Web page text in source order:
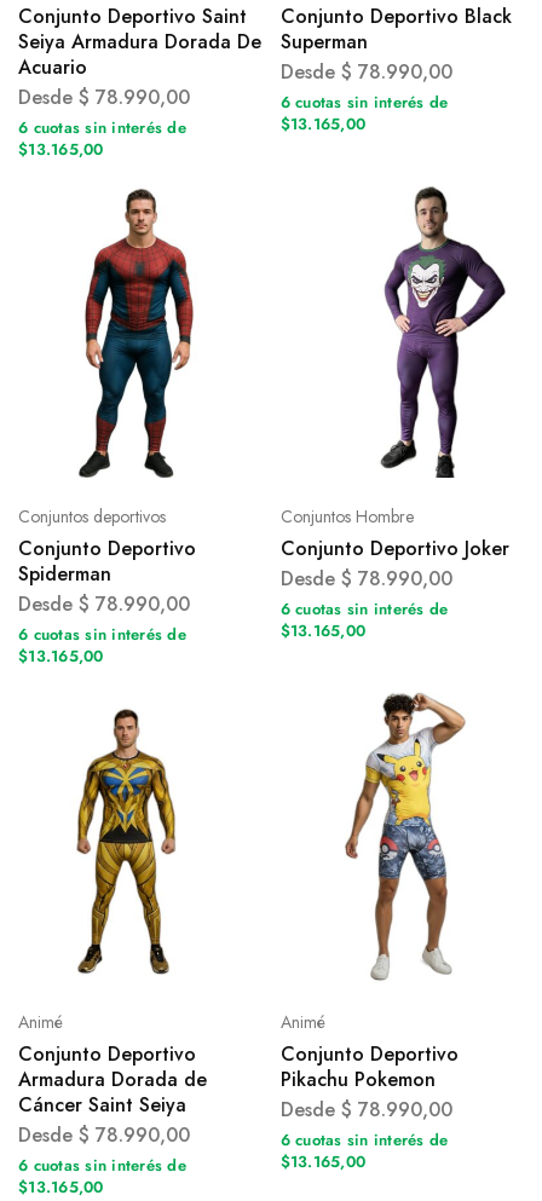
Conjunto Deportivo Saint
Seiya Armadura Dorada De
Acuario
Desde $ 78.990,00
6 cuotas sin interés de
$13.165,00
Conjunto Deportivo Black
Superman
Desde $ 78.990,00
6 cuotas sin interés de
$13.165,00
Conjuntos deportivos
Conjunto Deportivo
Spiderman
Desde $ 78.990,00
6 cuotas sin interés de
$13.165,00
Conjuntos Hombre
Conjunto Deportivo Joker
Desde $ 78.990,00
6 cuotas sin interés de
$13.165,00
Animé
Conjunto Deportivo
Armadura Dorada de
Cáncer Saint Seiya
Desde $ 78.990,00
6 cuotas sin interés de
$13.165,00
Animé
Conjunto Deportivo
Pikachu Pokemon
Desde $ 78.990,00
6 cuotas sin interés de
$13.165,00